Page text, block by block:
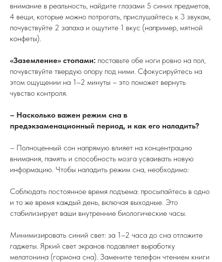
внимание в реальность, найдите глазами 5 синих предметов,
4 вещи, которые можно потрогать, прислушайтесь к 3 звукам,
почувствуйте 2 запаха и ощутите 1 вкус (например, мятной
конфеты).
«Заземление» стопами: поставьте обе ноги ровно на пол,
почувствуйте твердую опору под ними. Сфокусируйтесь на
этом ощущении на 1–2 минуты – это поможет вернуть
чувство контроля.
– Насколько важен режим сна в
предэкзаменационный период, и как его наладить?
– Полноценный сон напрямую влияет на концентрацию
внимания, память и способность мозга усваивать новую
информацию. Чтобы наладить режим сна, необходимо:
Соблюдать постоянное время подъема: просыпайтесь в одно
и то же время каждый день, включая выходные. Это
стабилизирует ваши внутренние биологические часы.
Минимизировать синий свет: за 1–2 часа до сна отложите
гаджеты. Яркий свет экранов подавляет выработку
мелатонина (гормона сна). Замените телефон чтением книги